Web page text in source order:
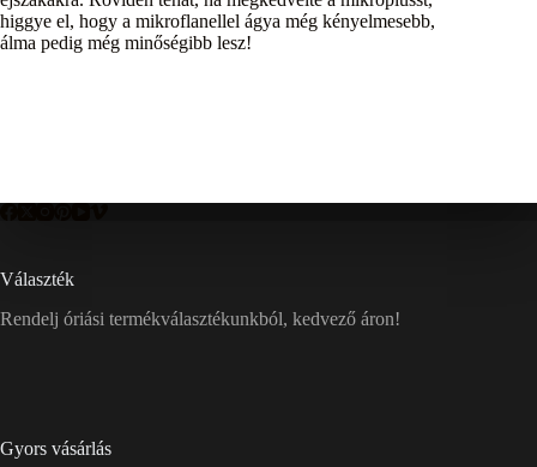
higgye el, hogy a mikroflanellel ágya még kényelmesebb,
álma pedig még minőségibb lesz!
Választék
Rendelj óriási termékválasztékunkból, kedvező áron!
Gyors vásárlás